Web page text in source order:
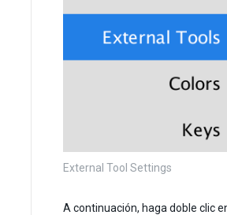
External Tool Settings
A continuación, haga doble clic